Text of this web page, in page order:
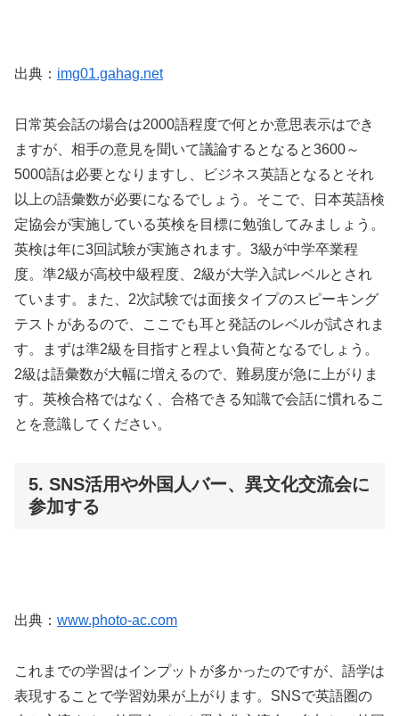
出典： img01.gahag.net
日常英会話の場合は2000語程度で何とか意思表示はでき
ますが、相手の意見を聞いて議論するとなると3600～
5000語は必要となりますし、ビジネス英語となるとそれ
以上の語彙数が必要になるでしょう。そこで、日本英語検
定協会が実施している英検を目標に勉強してみましょう。
英検は年に3回試験が実施されます。3級が中学卒業程
度。準2級が高校中級程度、2級が大学入試レベルとされ
ています。また、2次試験では面接タイプのスピーキング
テストがあるので、ここでも耳と発話のレベルが試されま
す。まずは準2級を目指すと程よい負荷となるでしょう。
2級は語彙数が大幅に増えるので、難易度が急に上がりま
す。英検合格ではなく、合格できる知識で会話に慣れるこ
とを意識してください。
5. SNS活用や外国人バー、異文化交流会に
参加する
出典： www.photo-ac.com
これまでの学習はインプットが多かったのですが、語学は
表現することで学習効果が上がります。SNSで英語圏の